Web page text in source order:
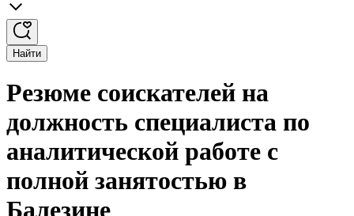
Найти
Резюме соискателей на
должность специалиста по
аналитической работе с
полной занятостью в
Балезине